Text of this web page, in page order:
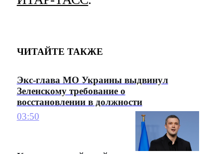
ЧИТАЙТЕ ТАКЖЕ
Экс-глава МО Украины выдвинул
Зеленскому требование о
восстановлении в должности
03:50